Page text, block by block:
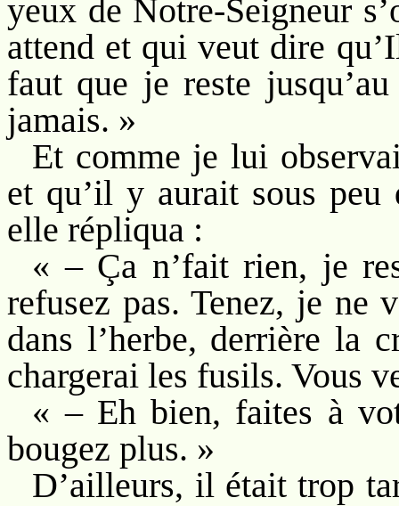
yeux de Notre-Seigneur
attend et qui veut dire
faut que je reste
jamais. »
Et comme je lui
et qu’il y aurait sous peu
elle répliqua :
« – Ça n’fait rien, je
refusez pas. Tenez, je ne
dans l’herbe, derrière la
chargerai les fusils. Vous
« – Eh bien, faites à
bougez plus. »
D’ailleurs, il était trop